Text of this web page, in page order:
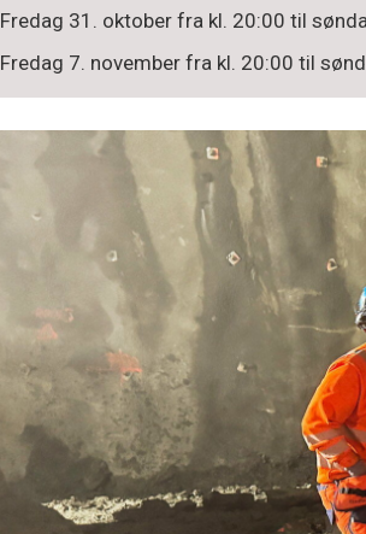
Fredag 31. oktober fra kl. 20:00 til
Fredag 7. november fra kl. 20:00 til